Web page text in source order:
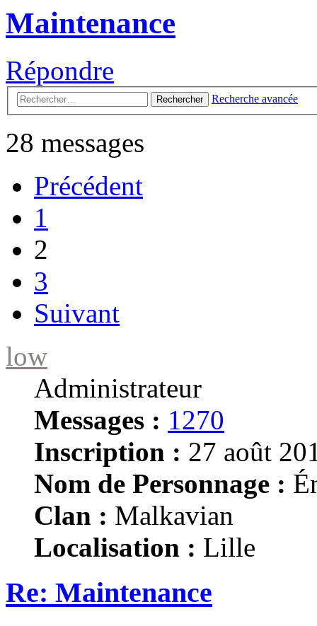
Maintenance
Répondre
Rechercher Recherche avancée
28 messages
Précédent
1
2
3
Suivant
low
Administrateur
Messages : 1270
Inscription : 27 août
Nom de Personnage :
Clan : Malkavian
Localisation : Lille
Re: Maintenance